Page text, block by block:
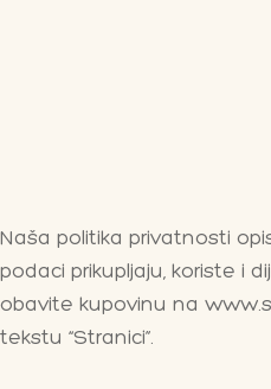
Naša politika privatnosti
podaci prikupljaju, koriste i
obavite kupovinu na
tekstu “Stranici”.